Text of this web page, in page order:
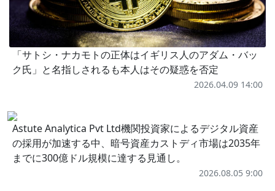
「サトシ・ナカモトの正体はイギリス人のアダム・バッ
ク氏」と名指しされるも本人はその疑惑を否定
2026.04.09 14:00
Astute Analytica Pvt Ltd機関投資家によるデジタル資産
の採用が加速する中、暗号資産カストディ市場は2035年
までに300億ドル規模に達する見通し。
2026.08.05 9:00